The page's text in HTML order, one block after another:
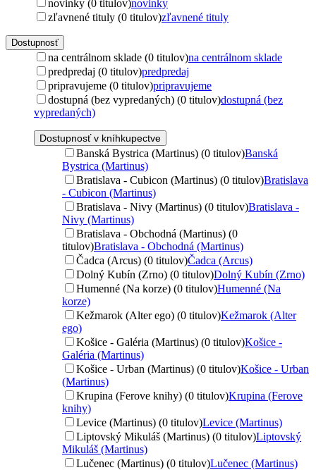
novinky (0 titulov)novinky
zľavnené tituly (0 titulov)zľavnené tituly
Dostupnosť
na centrálnom sklade (0 titulov)na centrálnom sklade
predpredaj (0 titulov)predpredaj
pripravujeme (0 titulov)pripravujeme
dostupná (bez vypredaných) (0 titulov)dostupná (bez
vypredaných)
Dostupnosť v kníhkupectve
Banská Bystrica (Martinus) (0 titulov)Banská
Bystrica (Martinus)
Bratislava - Cubicon (Martinus) (0 titulov)Bratislava
- Cubicon (Martinus)
Bratislava - Nivy (Martinus) (0 titulov)Bratislava -
Nivy (Martinus)
Bratislava - Obchodná (Martinus) (0
titulov)Bratislava - Obchodná (Martinus)
Čadca (Arcus) (0 titulov)Čadca (Arcus)
Dolný Kubín (Zrno) (0 titulov)Dolný Kubín (Zrno)
Humenné (Na korze) (0 titulov)Humenné (Na
korze)
Kežmarok (Alter ego) (0 titulov)Kežmarok (Alter
ego)
Košice - Galéria (Martinus) (0 titulov)Košice -
Galéria (Martinus)
Košice - Urban (Martinus) (0 titulov)Košice - Urban
(Martinus)
Krupina (Ferove knihy) (0 titulov)Krupina (Ferove
knihy)
Levice (Martinus) (0 titulov)Levice (Martinus)
Liptovský Mikuláš (Martinus) (0 titulov)Liptovský
Mikuláš (Martinus)
Lučenec (Martinus) (0 titulov)Lučenec (Martinus)